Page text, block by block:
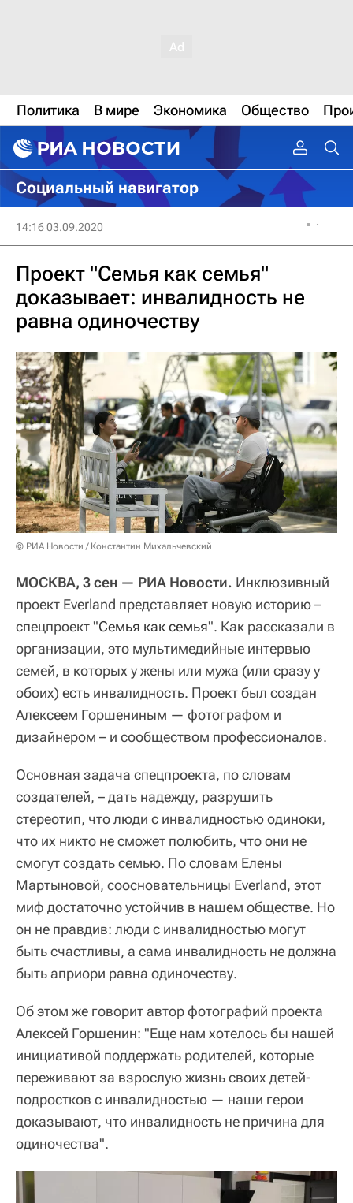
Политика В мире Экономика Общество
Социальный навигатор
14:16 03.09.2020
Проект "Семья как семья"
доказывает: инвалидность не
равна одиночеству
© РИА Новости / Константин Михальчевский
МОСКВА, 3 сен — РИА Новости. Инклюзивный
проект Everland представляет новую историю –
спецпроект "Семья как семья". Как рассказали в
организации, это мультимедийные интервью
семей, в которых у жены или мужа (или сразу у
обоих) есть инвалидность. Проект был создан
Алексеем Горшениным — фотографом и
дизайнером – и сообществом профессионалов.
Основная задача спецпроекта, по словам
создателей, – дать надежду, разрушить
стереотип, что люди с инвалидностью одиноки,
что их никто не сможет полюбить, что они не
смогут создать семью. По словам Елены
Мартыновой, соосновательницы Everland, этот
миф достаточно устойчив в нашем обществе. Но
он не правдив: люди с инвалидностью могут
быть счастливы, а сама инвалидность не должна
быть априори равна одиночеству.
Об этом же говорит автор фотографий проекта
Алексей Горшенин: "Еще нам хотелось бы нашей
инициативой поддержать родителей, которые
переживают за взрослую жизнь своих детей-
подростков с инвалидностью — наши герои
доказывают, что инвалидность не причина для
одиночества".